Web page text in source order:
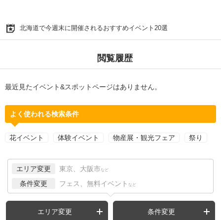
北海道で今週末に開催されるおすすめイベント20選
閲覧履歴
最近見たイベント&スポットページはありません。
よく使われる検索条件
花イベント 体験イベント 物産展・観光フェア 祭り
エリア変更 東京、大阪市 など
条件変更 フェス、無料イベント など
エリア変更 条件変更